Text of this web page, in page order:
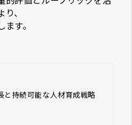
、
す。
と持続可能な人材育成戦略